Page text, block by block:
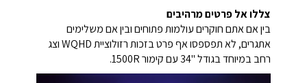
צללו אל פרטים מרהיבים
בין אם אתם חוקרים עולמות פתוחים ובין אם משלימים
אתגרים, לא תפספסו אף פרט בזכות רזולוציית WQHD וצג
רחב במיוחד בגודל ‎34"‎ עם קימור ‎1500R‎.